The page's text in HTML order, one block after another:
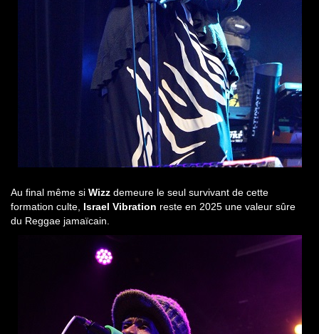
Au final même si Wizz demeure le seul survivant de cette
formation culte, Israel Vibration reste en 2025 une valeur sûre
du Reggae jamaïcain.